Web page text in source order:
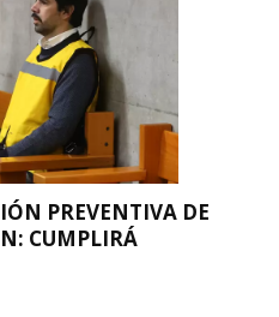
PREVENTIVA DE
CUMPLIRÁ